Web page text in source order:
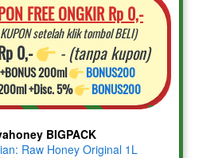
FREE ONGKIR Rp 0,-
setelah klik tombol BELI)
0,- - (tanpa kupon)
200ml
BONUS200
+Disc. 5%
BONUS200
BIGPACK
Raw Honey Original 1L